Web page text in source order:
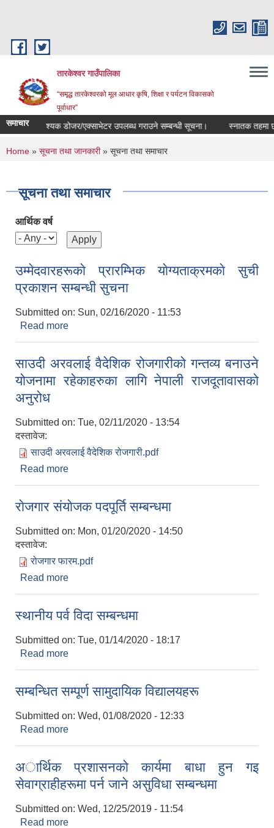
तारकेश्वर गाउँपालिका
“समृद्ध तारकेश्वरको मूल आधार कृषि, शिक्षा र पर्यटन विकासको
पूर्वाधार”
समाचार
लागि आवश्यक डोजर/एक्साभेटर उपलब्ध गराउने सम्बन्धी सूचना। स्नातक तहमा
You are here
Home » सूचना तथा जानकारी» सूचना तथा समाचार
सूचना तथा समाचार
आर्थिक वर्ष
उम्मेदवारहरूकाे प्रारम्भिक याेग्यताक्रमकाे सुची
प्रकाशन सम्बन्धी सुचना
Submitted on: Sun, 02/16/2020 - 11:53
Read more
साउदी अरवलाई वैदेशिक रोजगारीको गन्तव्य बनाउने
योजनामा रहेकाहरुका लागि नेपाली राजदूतावासको
अनुरोध
Submitted on: Tue, 02/11/2020 - 13:54
दस्तावेज:
साउदी अरवलाई वैदेशिक रोजगारी.pdf
Read more
राेजगार संयाेजक पदपूर्ति सम्बन्धमा
Submitted on: Mon, 01/20/2020 - 14:50
दस्तावेज:
रोजगार फारम.pdf
Read more
स्थानीय पर्व विदा सम्बन्धमा
Submitted on: Tue, 01/14/2020 - 18:17
Read more
सम्बन्धित सम्पूर्ण सामुदायिक विद्यालयहरू
Submitted on: Wed, 01/08/2020 - 12:33
Read more
अार्थिक प्रशासनकाे कार्यमा बाधा हुन गइ
सेवाग्राहीहरूमा पर्न जाने असुविधा सम्बन्धमा
Submitted on: Wed, 12/25/2019 - 11:54
Read more